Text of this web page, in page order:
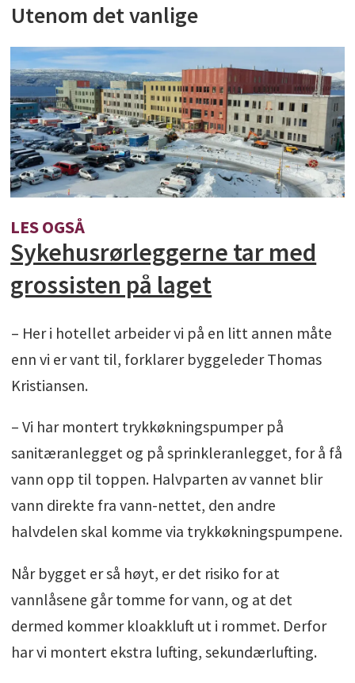
Utenom det vanlige
LES OGSÅ
Sykehusrørleggerne tar med
grossisten på laget
– Her i hotellet arbeider vi på en litt annen måte
enn vi er vant til, forklarer byggeleder Thomas
Kristiansen.
– Vi har montert trykkøkningspumper på
sanitæranlegget og på sprinkleranlegget, for å få
vann opp til toppen. Halvparten av vannet blir
vann direkte fra vann-nettet, den andre
halvdelen skal komme via trykkøkningspumpene.
Når bygget er så høyt, er det risiko for at
vannlåsene går tomme for vann, og at det
dermed kommer kloakkluft ut i rommet. Derfor
har vi montert ekstra lufting, sekundærlufting.